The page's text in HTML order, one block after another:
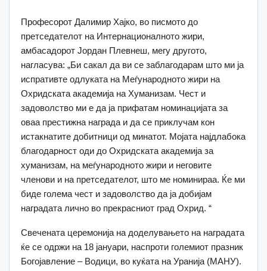
Професорот Далимир Хајко, во писмото до
претседателот на Интернационалното жири,
амбасадорот Јордан Плевнеш, мегу другото,
нагласува: „Би сакал да ви се заблагодарам што ми ја
испративте одлуката на Меѓународното жири на
Охридската академија на Хуманизам. Чест и
задоволство ми е да ја прифатам номинацијата за
оваа престижна награда и да се приклучам кон
истакнатите добитници од минатот. Мојата најдлабока
благодарност оди до Охридската академија за
хуманизам, на меѓународното жири и неговите
членови и на претседателот, што ме номинираа. Ќе ми
биде голема чест и задоволство да ја добијам
наградата лично во прекрасниот град Охрид. “
Свечената церемонија на доделувањето на наградата
ќе се одржи на 18 јануари, наспроти големиот празник
Богојавление – Водици, во куќата на Уранија (МАНУ).